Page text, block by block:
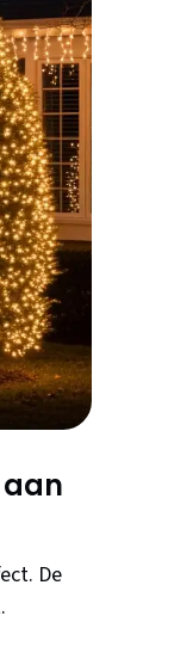
voor- en
die elk
De